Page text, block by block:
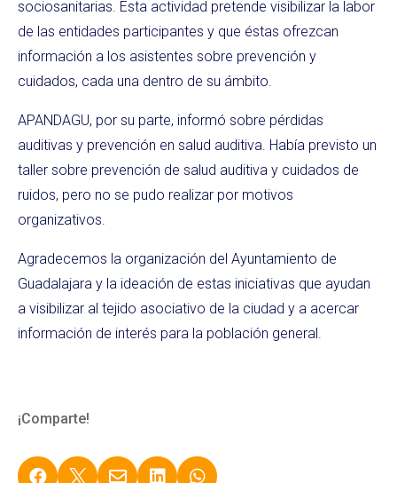
sociosanitarias. Esta actividad pretende visibilizar la labor
de las entidades participantes y que éstas ofrezcan
información a los asistentes sobre prevención y
cuidados, cada una dentro de su ámbito.
APANDAGU, por su parte, informó sobre pérdidas
auditivas y prevención en salud auditiva. Había previsto un
taller sobre prevención de salud auditiva y cuidados de
ruidos, pero no se pudo realizar por motivos
organizativos.
Agradecemos la organización del Ayuntamiento de
Guadalajara y la ideación de estas iniciativas que ayudan
a visibilizar al tejido asociativo de la ciudad y a acercar
información de interés para la población general.
¡Comparte!
    